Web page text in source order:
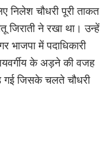
निलेश चौधरी पूरी ताकत
जिराती ने रखा था। उन्हें
भाजपा में पदाधिकारी
के अड़ने की वजह
गई जिसके चलते चौधरी